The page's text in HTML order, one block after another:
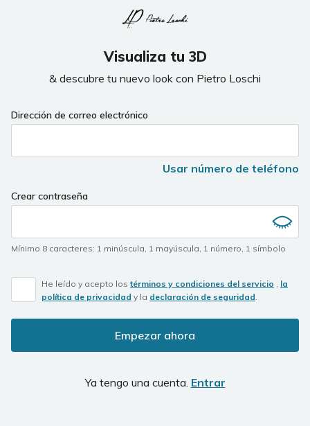
Visualiza tu 3D
& descubre tu nuevo look con Pietro Loschi
Dirección de correo electrónico
Usar número de teléfono
Crear contraseña
Mínimo 8 caracteres: 1 minúscula, 1 mayúscula, 1 número, 1 símbolo
He leído y acepto lostérminos y condiciones del servicio , la
política de privacidad y la declaración de seguridad.
Empezar ahora
Ya tengo una cuenta. Entrar